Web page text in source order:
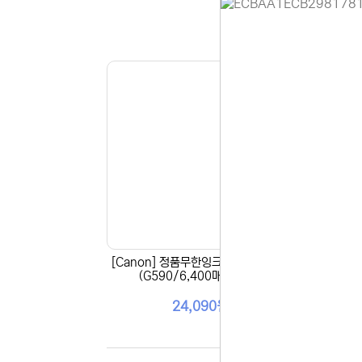
[Canon] 정품무한잉크 GI-93Y 노랑
(G590/6,400매/60ml)
24,090원